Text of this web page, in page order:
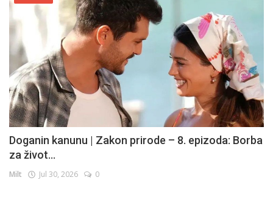
Doganin kanunu | Zakon prirode – 8. epizoda: Borba
za život...
Milt Jul 30, 2026 0